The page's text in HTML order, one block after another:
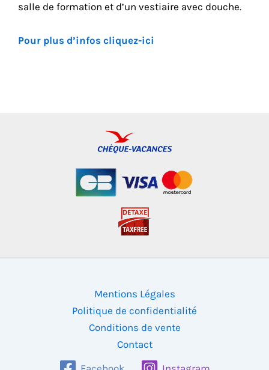
salle de formation et d’un vestiaire avec douche.
Pour plus d’infos cliquez-ici
Mentions Légales
Politique de confidentialité
Conditions de vente
Contact